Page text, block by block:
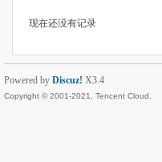
现在还没有记录
Powered by Discuz! X3.4
Copyright © 2001-2021, Tencent Cloud.